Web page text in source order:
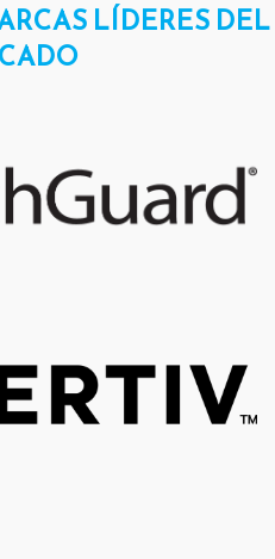
LÍDERES DEL